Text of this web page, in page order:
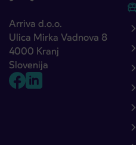
Arriva d.o.o.
Ulica Mirka Vadnova 8
4000 Kranj
Slovenija